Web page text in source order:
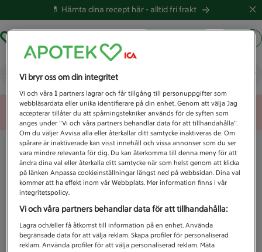
💊 Hämta dina recept här -alltid fri frakt
Vad letar du efter idag?
Unknown error
Vi bryr oss om din integritet
Vi och våra1 partners lagrar och får tillgång till personuppgifter som
webbläsardata eller unika identifierare på din enhet. Genom att välja Jag
accepterar tillåter du att spårningstekniker används för de syften som
anges under ”Vi och våra partners behandlar data för att tillhandahålla”.
Om du väljer Avvisa alla eller återkallar ditt samtycke inaktiveras de. Om
spårare är inaktiverade kan visst innehåll och vissa annonser som du ser
vara mindre relevanta för dig. Du kan återkomma till denna meny för att
ändra dina val eller återkalla ditt samtycke när som helst genom att klicka
på länken Anpassa cookieinställningar längst ned på webbsidan. Dina val
kommer att ha effekt inom vår Webbplats. Mer information finns i vår
integritetspolicy.
Vi och våra partners behandlar data för att tillhandahålla:
Lagra och/eller få åtkomst till information på en enhet. Använda
begränsade data för att välja reklam. Skapa profiler för personaliserad
reklam. Använda profiler för att välja personaliserad reklam. Mäta